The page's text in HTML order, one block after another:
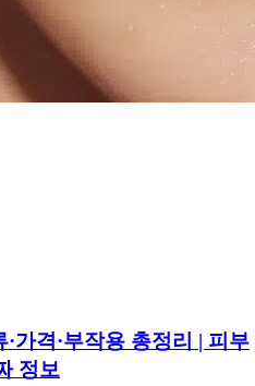
가격·부작용 총정리 | 피부
정보